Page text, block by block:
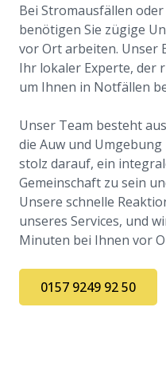
Bei Stromausfällen
benötigen Sie zügige
vor Ort arbeiten. Unser
Ihr lokaler Experte, der
um Ihnen in Notfällen
Unser Team besteht
die Auw und
stolz darauf, ein
Gemeinschaft zu sein
Unsere schnelle
unseres Services, und
Minuten bei Ihnen vor
0157 9249 92 50